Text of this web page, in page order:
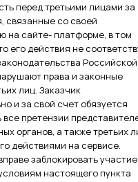
перед третьими лицами за
связанные со своей
на сайте- платформе, в том
его действия не
Российской
права и законные
лиц. Заказчик
и за свой счет обязуется
все претензии
органов, а также третьих
действиями на сервисе.
заблокировать участие
настоящего пункта